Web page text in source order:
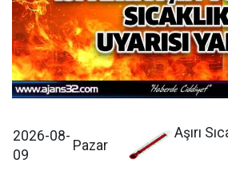
2026-08-
09
Pazar
Aşırı